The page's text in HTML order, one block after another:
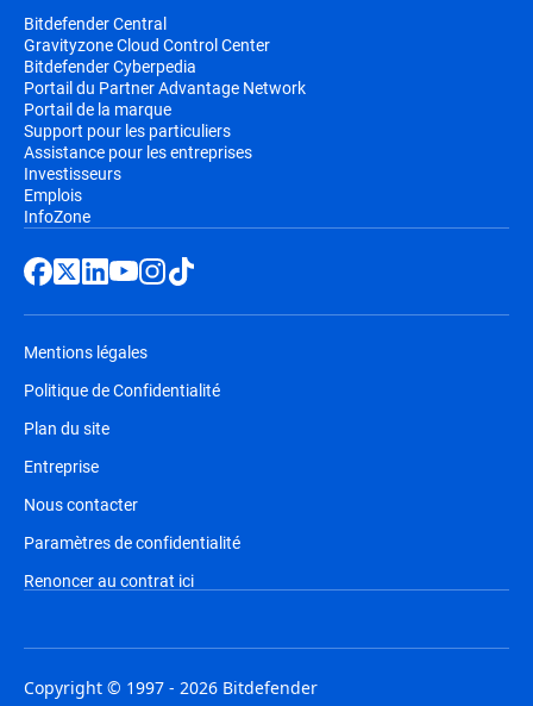
Bitdefender Central
Gravityzone Cloud Control Center
Bitdefender Cyberpedia
Portail du Partner Advantage Network
Portail de la marque
Support pour les particuliers
Assistance pour les entreprises
Investisseurs
Emplois
InfoZone
Mentions légales
Politique de Confidentialité
Plan du site
Entreprise
Nous contacter
Paramètres de confidentialité
Renoncer au contrat ici
Copyright © 1997 - 2026 Bitdefender